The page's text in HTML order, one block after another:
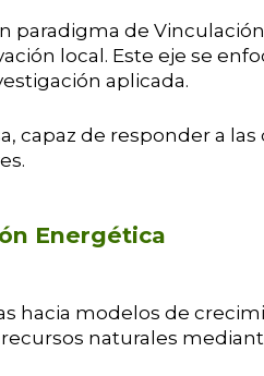
paradigma de
local. Este eje se
aplicada.
capaz de responder a
Energética
hacia modelos de
naturales